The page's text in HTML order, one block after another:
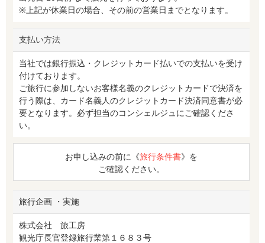
※上記が休業日の場合、その前の営業日までとなります。
支払い方法
当社では銀行振込・クレジットカード払いでの支払いを受け
付けております。
ご旅行に参加しないお客様名義のクレジットカードで決済を
行う際は、カード名義人のクレジットカード決済同意書が必
要となります。必ず担当のコンシェルジュにご確認くださ
い。
お申し込みの前に《旅行条件書》を
ご確認ください。
旅行企画 ・実施
株式会社 旅工房
観光庁長官登録旅行業第１６８３号